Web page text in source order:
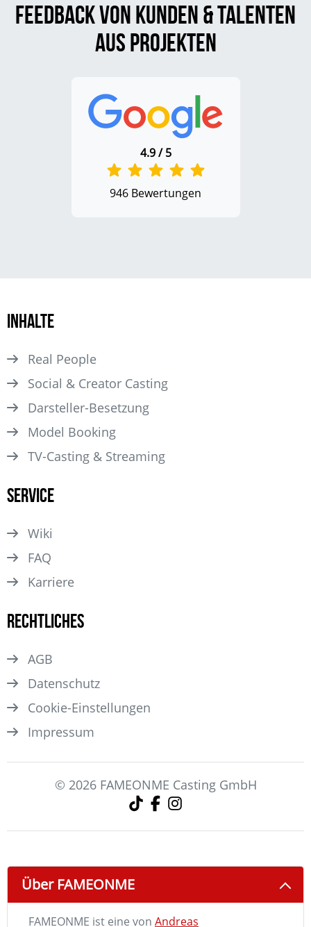
Feedback von Kunden & Talenten
aus Projekten
4.9 / 5
946 Bewertungen
Inhalte
Real People
Social & Creator Casting
Darsteller­-Besetzung
Model Booking
TV-Casting & Streaming
Service
Wiki
FAQ
Karriere
Rechtliches
AGB
Datenschutz
Cookie-Einstellungen
Impressum
© 2026 FAMEONME Casting GmbH
Über FAMEONME
FAMEONME ist eine von Andreas